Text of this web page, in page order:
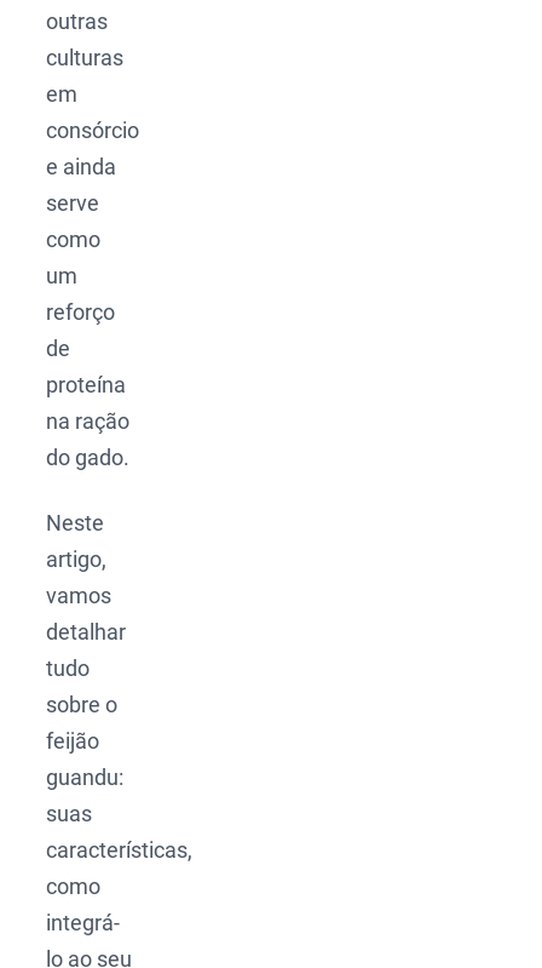
outras
culturas
em
consórcio
e ainda
serve
como
um
reforço
de
proteína
na ração
do gado.
Neste
artigo,
vamos
detalhar
tudo
sobre o
feijão
guandu:
suas
características,
como
integrá-
lo ao seu